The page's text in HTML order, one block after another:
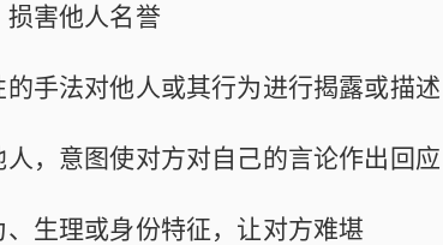
害他人名誉
手法对他人或其行为进行揭露或描
，意图使对方对自己的言论作出回
生理或身份特征，让对方难堪